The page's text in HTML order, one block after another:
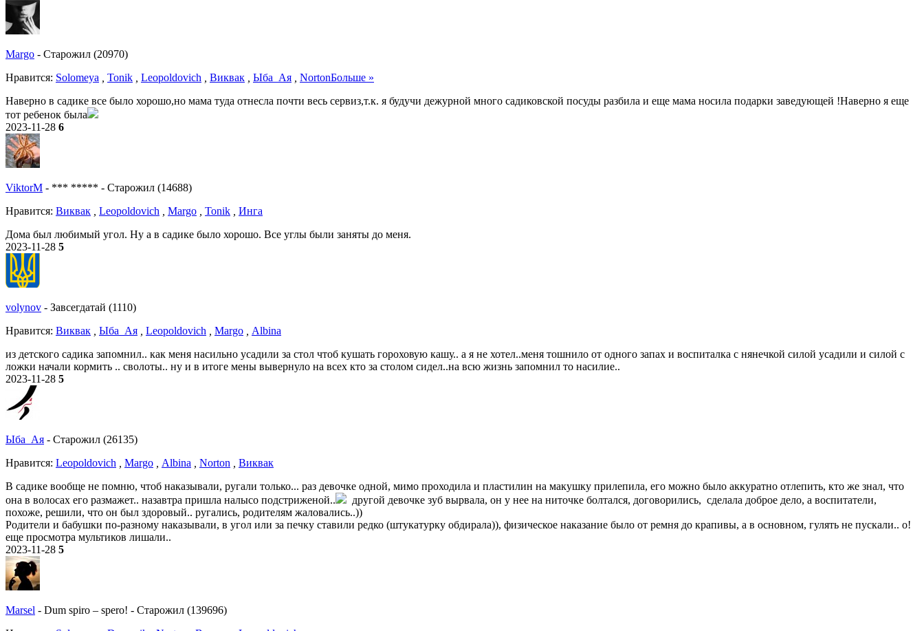
Margo - Старожил (20970)
Нравитcя: Solomeya Tonik Leopoldovich Виквак Ыба_Ая NortonБольше »
Наверно в садике все было хорошо,но мама туда отнесла почти весь сервиз,т.к. я будучи дежурной много садиковской посуды разбила и еще мама носила подарки заведующей !Наверно я еще
тот ребенок была
2023-11-28 6
ViktorM - *** ***** - Старожил (14688)
Нравитcя: Виквак Leopoldovich Margo Tonik
Инга
Дома был любимый угол. Ну а в садике было хорошо. Все углы были заняты до меня.
2023-11-28 5
volynov - Завсегдатай (1110)
Нравитcя: Виквак Ыба_Ая Leopoldovich Margo
Albina
из детского садика запомнил.. как меня насильно усадили за стол чтоб кушать гороховую кашу.. а я не хотел..меня тошнило от одного запах и воспиталка с нянечкой силой усадили и силой с
ложки начали кормить .. сволоты.. ну и в итоге мены вывернуло на всех кто за столом сидел..на всю жизнь запомнил то насилие..
2023-11-28 5
Ыба_Ая - Старожил (26135)
Нравитcя: Leopoldovich Margo Albina Norton
Виквак
В садике вообще не помню, чтоб наказывали, ругали только... раз девочке одной, мимо проходила и пластилин на макушку прилепила, его можно было аккуратно отлепить, кто же знал, что
она в волосах его размажет.. назавтра пришла налысо подстриженой..
другой девочке зуб вырвала, он у нее на ниточке болтался, договорились, сделала доброе дело, а воспитатели,
похоже, решили, что он был здоровый.. ругались, родителям жаловались..))
Родители и бабушки по-разному наказывали, в угол или за печку ставили редко (штукатурку обдирала)), физическое наказание было от ремня до крапивы, а в основном, гулять не пускали.. о!
еще просмотра мультиков лишали..
2023-11-28 5
Marsel - Dum spiro – spero! - Старожил (139696)